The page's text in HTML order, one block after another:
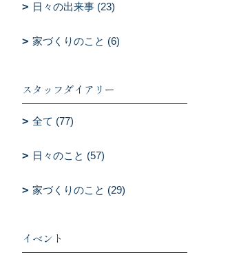
日々の出来事 (23)
家づくりのこと (6)
スタッフダイアリー
全て (77)
日々のこと (57)
家づくりのこと (29)
イベント